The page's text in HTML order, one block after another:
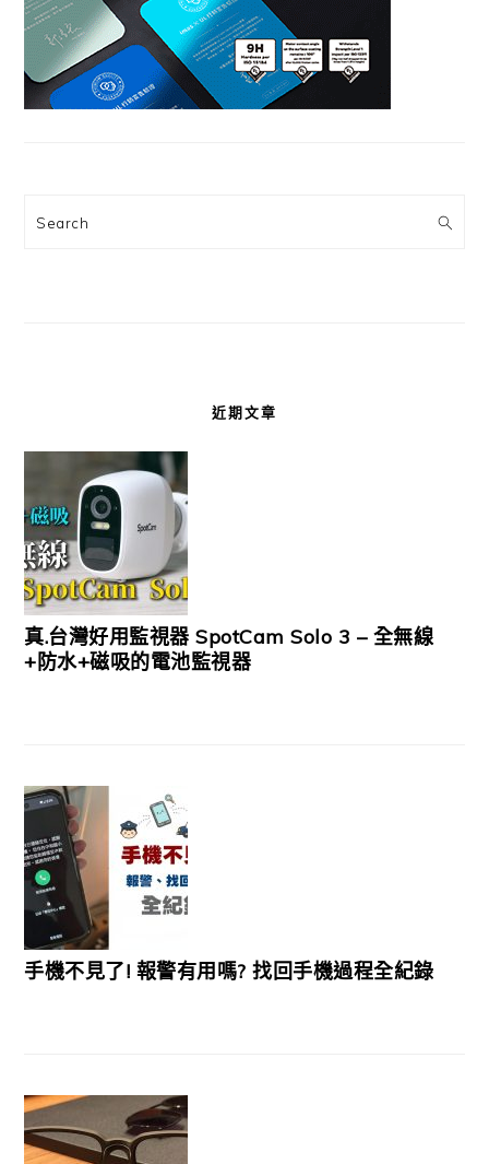
Search
近期文章
真.台灣好用監視器 SpotCam Solo 3 – 全無線
+防水+磁吸的電池監視器
手機不見了! 報警有用嗎? 找回手機過程全紀錄